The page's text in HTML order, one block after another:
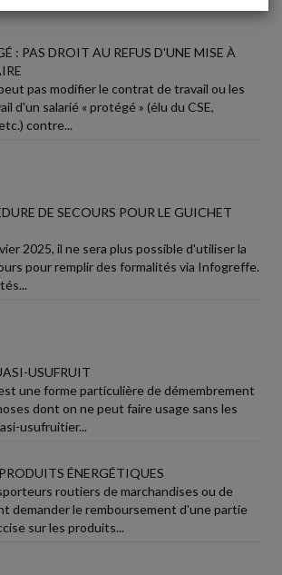
: PAS DROIT AU REFUS D'UNE MISE À
pas modifier le contrat de travail ou les
d'un salarié « protégé » (élu du CSE,
contre...
DE SECOURS POUR LE GUICHET
2025, il ne sera plus possible d'utiliser la
pour remplir des formalités via Infogreffe.
USUFRUIT
une forme particulière de démembrement
dont on ne peut faire usage sans les
usufruitier...
ÉNERGÉTIQUES
routiers de marchandises ou de
demander le remboursement d'une partie
sur les produits...